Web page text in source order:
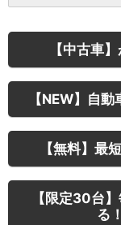
【中古車
【NEW】自
【無料】最
【限定30台
る